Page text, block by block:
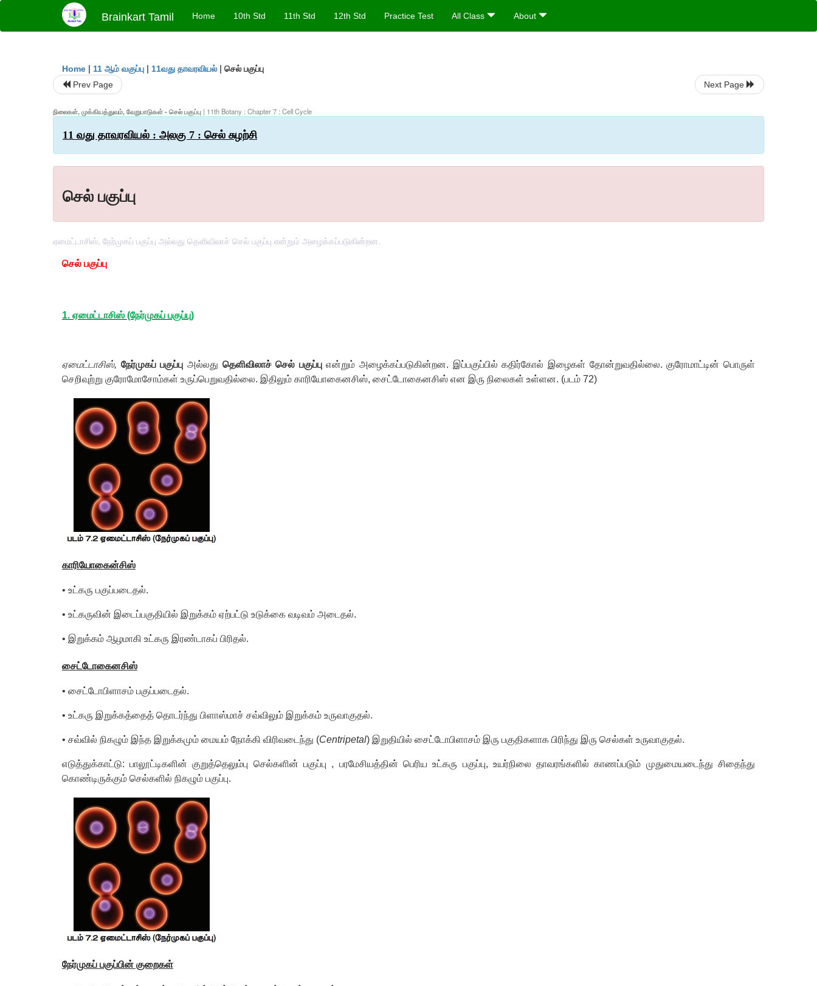
Brainkart Tamil Home 10th Std 11th Std 12th Std Practice Test All Class About
Home | 11 ஆம் வகுப்பு | 11வது தாவரவியல் | செல் பகுப்பு
Prev Page Next Page
நிலைகள், முக்கியத்துவம், வேறுபாடுகள் - செல் பகுப்பு | 11th Botany : Chapter 7 : Cell Cycle
11 வது தாவரவியல் : அலகு 7 : செல் சுழற்சி
செல் பகுப்பு
ஏமைட்டாசிஸ், நேர்முகப் பகுப்பு அல்லது தெளிவிலாச் செல் பகுப்பு என்றும் அழைக்கப்படுகின்றன.
செல் பகுப்பு
1. ஏமைட்டாசிஸ் (நேர்முகப் பகுப்பு)
ஏமைட்டாசிஸ், நேர்முகப் பகுப்பு அல்லது தெளிவிலாச் செல் பகுப்புஎன்றும் அழைக்கப்படுகின்றன. இப்பகுப்பில் கதிர்கோல் இழைகள் தோன்றுவதில்லை. குரோமாட்டின் பொருள்
செறிவுற்று குரோமோசோம்கள் உருப்பெறுவதில்லை. இதிலும் காரியோகைனசிஸ், சைட்டோகைனசிஸ் என இரு நிலைகள் உள்ளன. (படம் 72)
காரியோகைன்சிஸ்
• உட்கரு பகுப்படைதல்.
• உட்கருவின் இடைப்பகுதியில் இறுக்கம் ஏற்பட்டு உடுக்கை வடிவம் அடைதல்.
• இறுக்கம் ஆழமாகி உட்கரு இரண்டாகப் பிரிதல்.
சைட்டோகைனசிஸ்
• சைட்டோபிளாசம் பகுப்படைதல்.
• உட்கரு இறுக்கத்தைத் தொடர்ந்து பிளாஸ்மாச் சவ்விலும் இறுக்கம் உருவாகுதல்.
• சவ்வில் நிகழும் இந்த இறுக்கமும் மையம் நோக்கி விரிவடைந்து (Centripetal) இறுதியில் சைட்டோபிளாசம் இரு பகுதிகளாக பிரிந்து இரு செல்கள் உருவாகுதல்.
எடுத்துக்காட்டு: பாலூட்டிகளின் குறுத்தெலும்பு செல்களின் பகுப்பு , பரமேசியத்தின் பெரிய உட்கரு பகுப்பு, உயர்நிலை தாவரங்களில் காணப்படும் முதுமையடைந்து சிதைந்து
கொண்டிருக்கும் செல்களில் நிகழும் பகுப்பு.
நேர்முகப் பகுப்பின் குறைகள்